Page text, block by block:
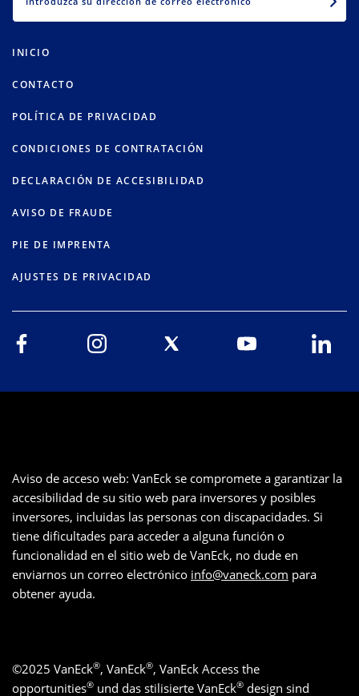
INICIO
CONTACTO
POLÍTICA DE PRIVACIDAD
CONDICIONES DE CONTRATACIÓN
DECLARACIÓN DE ACCESIBILIDAD
AVISO DE FRAUDE
PIE DE IMPRENTA
AJUSTES DE PRIVACIDAD
Aviso de acceso web: VanEck se compromete a garantizar la
accesibilidad de su sitio web para inversores y posibles
inversores, incluidas las personas con discapacidades. Si
tiene dificultades para acceder a alguna función o
funcionalidad en el sitio web de VanEck, no dude en
enviarnos un correo electrónico info@vaneck.com para
obtener ayuda.
©2025 VanEck®, VanEck®, VanEck Access the
opportunities® und das stilisierte VanEck® design sind